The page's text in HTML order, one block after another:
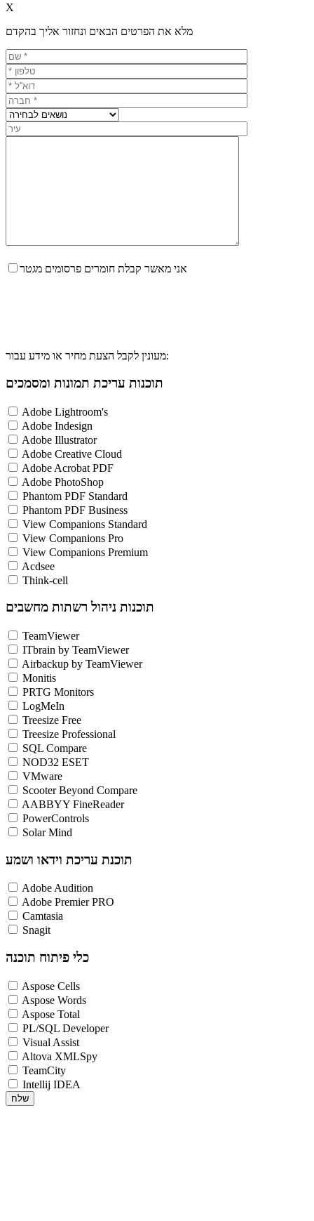
X
מלא את הפרטים הבאים ונחזור אליך בהקדם
אני מאשר קבלת חומרים פרסומים מגטר
מעונין לקבל הצעת מחיר או מידע עבור:
תוכנות עריכת תמונות ומסמכים
Adobe Lightroom's
Adobe Indesign
Adobe Illustrator
Adobe Creative Cloud
Adobe Acrobat PDF
Adobe PhotoShop
Phantom PDF Standard
Phantom PDF Business
View Companions Standard
View Companions Pro
View Companions Premium
Acdsee
Think-cell
תוכנות ניהול רשתות מחשבים
TeamViewer
ITbrain by TeamViewer
Airbackup by TeamViewer
Monitis
PRTG Monitors
LogMeIn
Treesize Free
Treesize Professional
SQL Compare
NOD32 ESET
VMware
Scooter Beyond Compare
AABBYY FineReader
PowerControls
Solar Mind
תוכנת עריכת וידאו ושמע
Adobe Audition
Adobe Premier PRO
Camtasia
Snagit
כלי פיתוח תוכנה
Aspose Cells
Aspose Words
Aspose Total
PL/SQL Developer
Visual Assist
Altova XMLSpy
TeamCity
Intellij IDEA